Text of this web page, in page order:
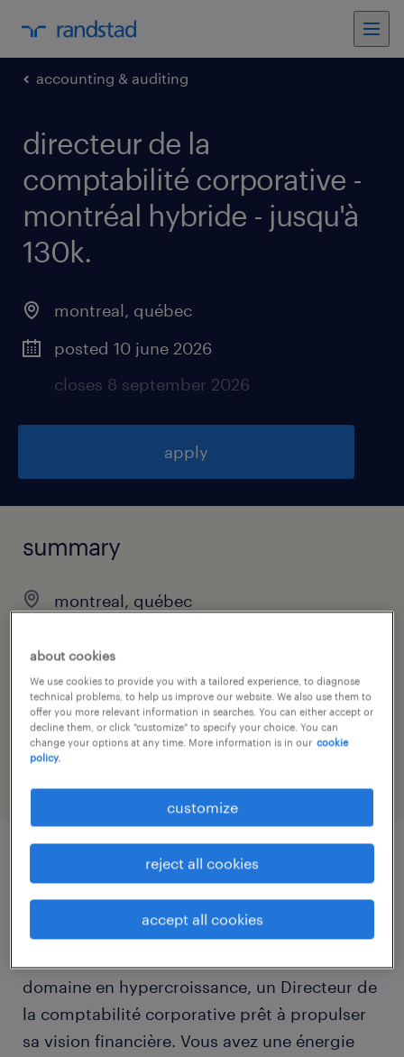
accounting & auditing
directeur de la
comptabilité corporative -
montréal hybride - jusqu'à
130k.
montreal, québec
posted 10 june 2026
closes 8 september 2026
apply
summary
montreal, québec
job category
accounting & auditing
job details
Nous recrutons pour l'un de nos clients
domaine en hypercroissance, un Directeur de
la comptabilité corporative prêt à propulser
sa vision financière. Vous avez une énergie
about cookies
We use cookies to provide you with a tailored experience, to diagnose
technical problems, to help us improve our website. We also use them to
offer you more relevant information in searches. You can either accept or
decline them, or click "customize" to specify your choice. You can
change your options at any time. More information is in our cookie
policy.
customize
reject all cookies
accept all cookies